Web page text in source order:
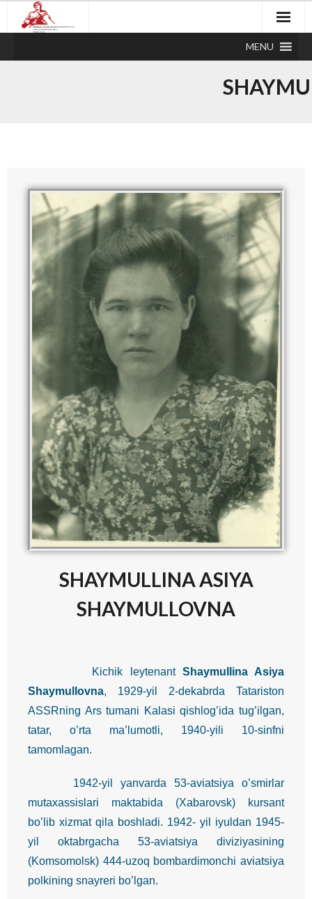
MENU
SHAYMULLINA ASIYA
SHAYMULLOVNA
Kichik leytenant Shaymullina Asiya
Shaymullovna, 1929-yil 2-dekabrda Tatariston
ASSRning Ars tumani Kalasi qishlog’ida tug’ilgan,
tatar, o’rta ma’lumotli, 1940-yili 10-sinfni
tamomlagan.
1942-yil yanvarda 53-aviatsiya o’smirlar
mutaxassislari maktabida (Xabarovsk) kursant
bo’lib xizmat qila boshladi. 1942- yil iyuldan 1945-
yil oktabrgacha 53-aviatsiya diviziyasining
(Komsomolsk) 444-uzoq bombardimonchi aviatsiya
polkining snayreri bo’lgan.